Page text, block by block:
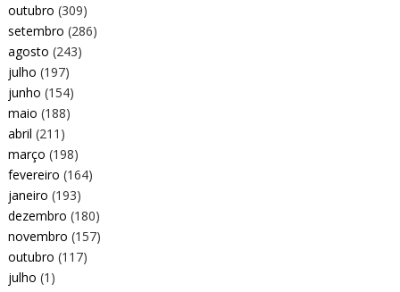
outubro (309)
setembro (286)
agosto (243)
julho (197)
junho (154)
maio (188)
abril (211)
março (198)
fevereiro (164)
janeiro (193)
dezembro (180)
novembro (157)
outubro (117)
julho (1)